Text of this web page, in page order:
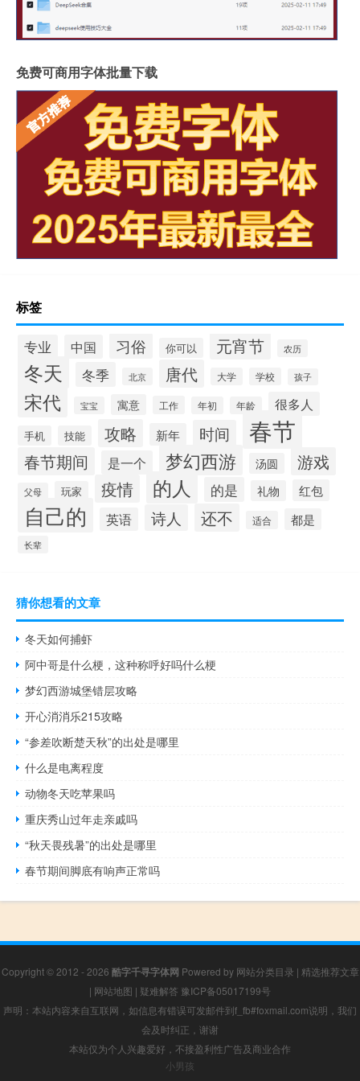
免费可商用字体批量下载
标签
专业 中国 习俗 你可以 元宵节 农历
冬天 冬季 北京 唐代 大学 学校 孩子
宋代 宝宝 寓意 工作 年初 年龄 很多人
手机 技能 攻略 新年 时间 春节
春节期间 是一个 梦幻西游 汤圆 游戏
父母 玩家 疫情 的人 的是 礼物 红包
自己的 英语 诗人 还不 适合 都是
长辈
猜你想看的文章
冬天如何捕虾
阿中哥是什么梗，这种称呼好吗什么梗
梦幻西游城堡错层攻略
开心消消乐215攻略
“参差吹断楚天秋”的出处是哪里
什么是电离程度
动物冬天吃苹果吗
重庆秀山过年走亲戚吗
“秋天畏残暑”的出处是哪里
春节期间脚底有响声正常吗
Copyright © 2012 - 2026 酷字千寻字体网 Powered by 网站分类目录 | 精选推荐文章
| 网站地图 | 疑难解答 豫ICP备05017199号
声明：本站内容来自互联网，如信息有错误可发邮件到f_fb#foxmail.com说明，我们
会及时纠正，谢谢
本站仅为个人兴趣爱好，不接盈利性广告及商业合作
小男孩